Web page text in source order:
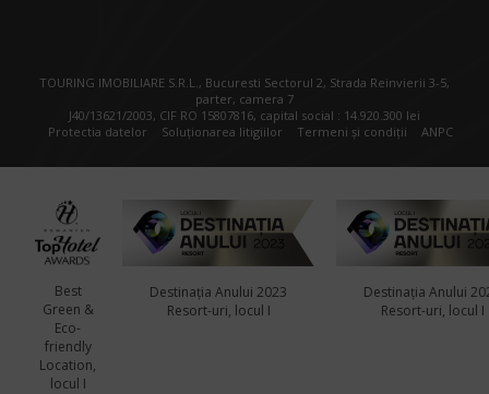
TOURING IMOBILIARE S.R.L., Bucuresti Sectorul 2, Strada Reinvierii 3-5,
parter, camera 7
J40/13621/2003, CIF RO 15807816, capital social : 14.920.300 lei
Protectia datelor
Soluționarea litigiilor Termeni și condiții ANPC
Best
Green &
Eco-
friendly
Location,
locul I
Destinația Anului 2023
Resort-uri, locul I
Destinația Anului
Resort-uri, locul I